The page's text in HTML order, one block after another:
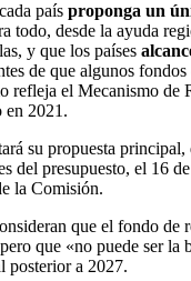
país proponga un
todo, desde la ayuda
y que los países
de que algunos
refleja el Mecanismo de
en 2021.
su propuesta
del presupuesto, el 16
la Comisión.
que el fondo de
que «no puede ser la
posterior a 2027.